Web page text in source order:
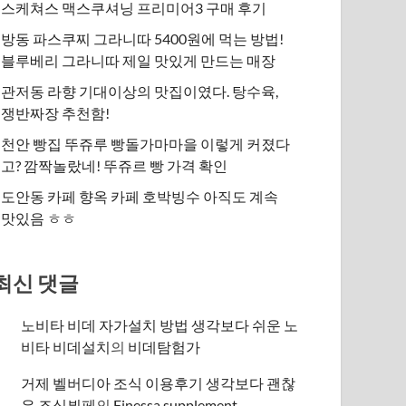
스케쳐스 맥스쿠셔닝 프리미어3 구매 후기
방동 파스쿠찌 그라니따 5400원에 먹는 방법!
블루베리 그라니따 제일 맛있게 만드는 매장
관저동 라향 기대이상의 맛집이였다. 탕수육,
쟁반짜장 추천함!
천안 빵집 뚜쥬루 빵돌가마마을 이렇게 커졌다
고? 깜짝놀랐네! 뚜쥬르 빵 가격 확인
도안동 카페 향옥 카페 호박빙수 아직도 계속
맛있음 ㅎㅎ
신 댓글
노비타 비데 자가설치 방법 생각보다 쉬운 노
비타 비데설치의 비데탐험가
거제 벨버디아 조식 이용후기 생각보다 괜찮